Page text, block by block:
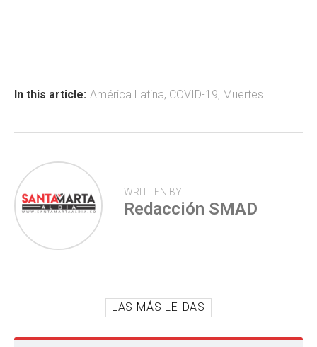
ok p
tir
In this article: América Latina, COVID-19, Muertes
WRITTEN BY
Redacción SMAD
LAS MÁS LEIDAS